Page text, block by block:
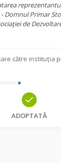
Domnul Primar
de
către instituția
ADOPTATĂ